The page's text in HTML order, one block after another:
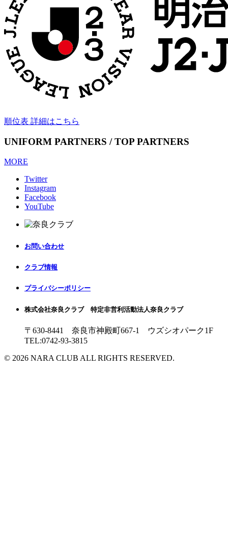
順位表 詳細はこちら
UNIFORM PARTNERS / TOP PARTNERS
MORE
Twitter
Instagram
Facebook
YouTube
お問い合わせ
クラブ情報
プライバシーポリシー
株式会社奈良クラブ 特定非営利活動法人奈良クラブ
〒630-8441 奈良市神殿町667-1
ウズシオパーク1F
TEL:0742-93-3815
© 2026 NARA CLUB ALL RIGHTS RESERVED.